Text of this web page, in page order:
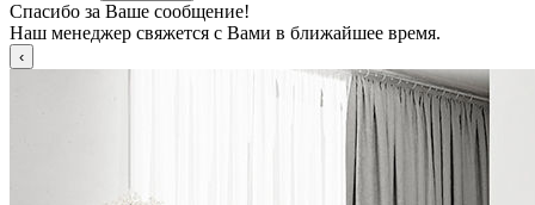
Спасибо за Ваше сообщение!
Наш менеджер свяжется с Вами в ближайшее время.